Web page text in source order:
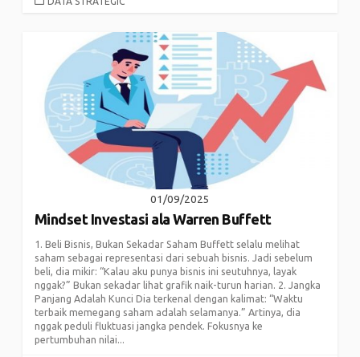
01/09/2025
Mindset Investasi ala Warren Buffett
1. Beli Bisnis, Bukan Sekadar Saham Buffett selalu melihat
saham sebagai representasi dari sebuah bisnis. Jadi sebelum
beli, dia mikir: “Kalau aku punya bisnis ini seutuhnya, layak
nggak?” Bukan sekadar lihat grafik naik-turun harian. 2. Jangka
Panjang Adalah Kunci Dia terkenal dengan kalimat: “Waktu
terbaik memegang saham adalah selamanya.” Artinya, dia
nggak peduli fluktuasi jangka pendek. Fokusnya ke
pertumbuhan nilai...